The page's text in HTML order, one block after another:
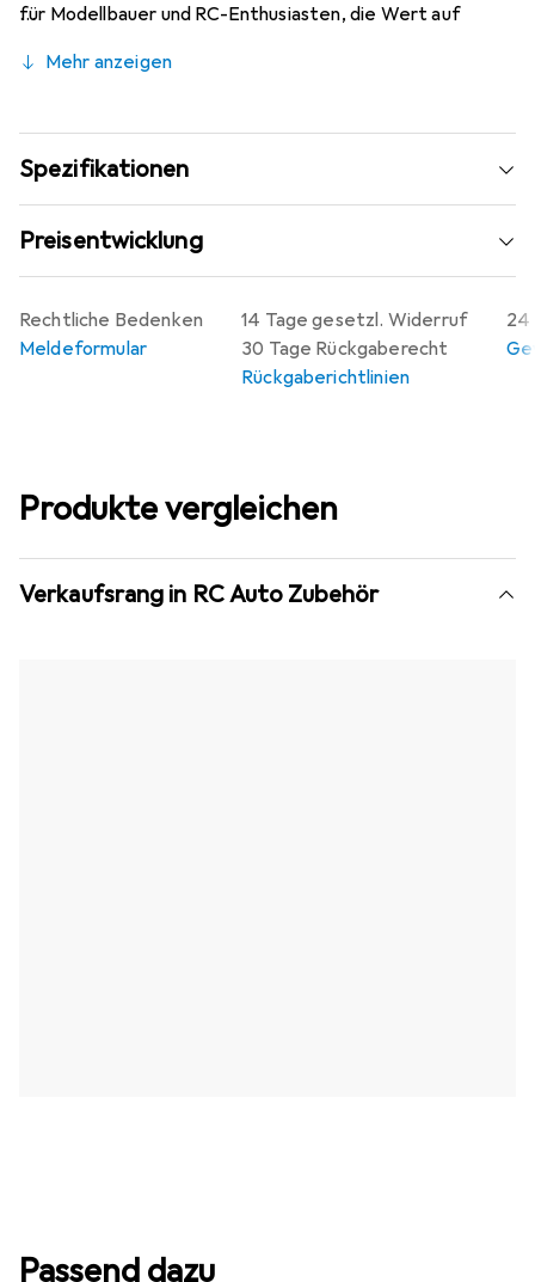
für Modellbauer und RC-Enthusiasten, die Wert auf
von robusten Materialien gewährleistet eine lange
sorgfältige Verarbeitung die Qualität des Endprodukts
unterstreicht. Das F-Teile Dach mit Spoiler ist eine
ausgezeichnete Wahl für alle, die ihr RC-Fahrzeug
von Tamiya setzen.
Mehr anzeigen
Spezifikationen
Preisentwicklung
14 Tage gesetzl. Widerruf
30 Tage Rückgaberecht
Rückgaberichtlinien
24
Rechtliche Bedenken
Meldeformular
Produkte vergleichen
Verkaufsrang in RC Auto Zubehör
Passend dazu